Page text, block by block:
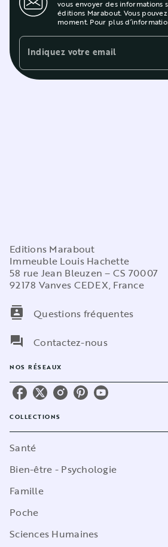
vous envoyer des informations
éditions Marabout. Vous
moment. Pour plus
Indiquez votre email
Editions Marabout
Immeuble Louis Hachette
58 rue Jean Bleuzen – CS 70007
92178 Vanves CEDEX, France
contacts
Questions fréquentes
question_answer
Contactez-nous
NOS RÉSEAUX
COLLECTIONS
Santé
Bien-être - Psychologie
Famille
Poche
Sciences Humaines